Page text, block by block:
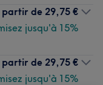
partir de 29,75 €
jusqu'à 15%
partir de 29,75 €
jusqu'à 15%